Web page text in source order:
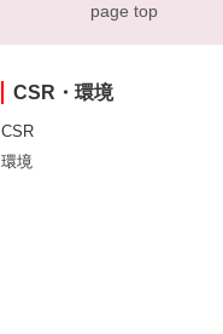
page top
CSR・環境
CSR
環境